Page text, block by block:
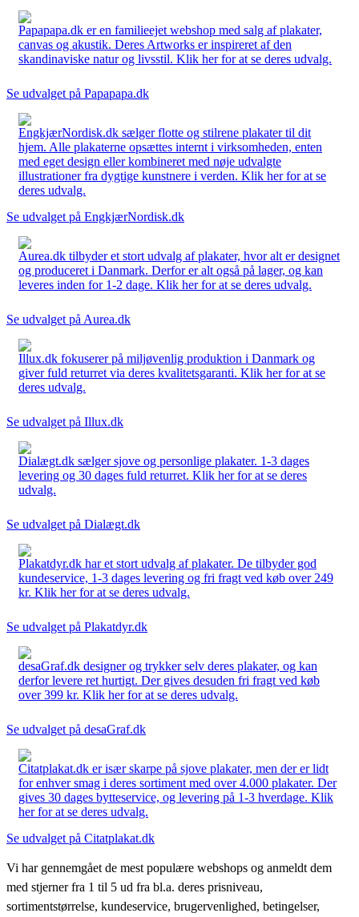
Papapapa.dk er en familieejet webshop med salg af plakater,
canvas og akustik. Deres Artworks er inspireret af den
skandinaviske natur og livsstil. Klik her for at se deres udvalg.
Se udvalget på Papapapa.dk
EngkjærNordisk.dk sælger flotte og stilrene plakater til dit
hjem. Alle plakaterne opsættes internt i virksomheden, enten
med eget design eller kombineret med nøje udvalgte
illustrationer fra dygtige kunstnere i verden. Klik her for at se
deres udvalg.
Se udvalget på EngkjærNordisk.dk
Aurea.dk tilbyder et stort udvalg af plakater, hvor alt er designet
og produceret i Danmark. Derfor er alt også på lager, og kan
leveres inden for 1-2 dage. Klik her for at se deres udvalg.
Se udvalget på Aurea.dk
Illux.dk fokuserer på miljøvenlig produktion i Danmark og
giver fuld returret via deres kvalitetsgaranti. Klik her for at se
deres udvalg.
Se udvalget på Illux.dk
Dialægt.dk sælger sjove og personlige plakater. 1-3 dages
levering og 30 dages fuld returret. Klik her for at se deres
udvalg.
Se udvalget på Dialægt.dk
Plakatdyr.dk har et stort udvalg af plakater. De tilbyder god
kundeservice, 1-3 dages levering og fri fragt ved køb over 249
kr. Klik her for at se deres udvalg.
Se udvalget på Plakatdyr.dk
desaGraf.dk designer og trykker selv deres plakater, og kan
derfor levere ret hurtigt. Der gives desuden fri fragt ved køb
over 399 kr. Klik her for at se deres udvalg.
Se udvalget på desaGraf.dk
Citatplakat.dk er især skarpe på sjove plakater, men der er lidt
for enhver smag i deres sortiment med over 4.000 plakater. Der
gives 30 dages bytteservice, og levering på 1-3 hverdage. Klik
her for at se deres udvalg.
Se udvalget på Citatplakat.dk
Vi har gennemgået de mest populære webshops og anmeldt dem
med stjerner fra 1 til 5 ud fra bl.a. deres prisniveau,
sortimentstørrelse, kundeservice, brugervenlighed, betingelser,